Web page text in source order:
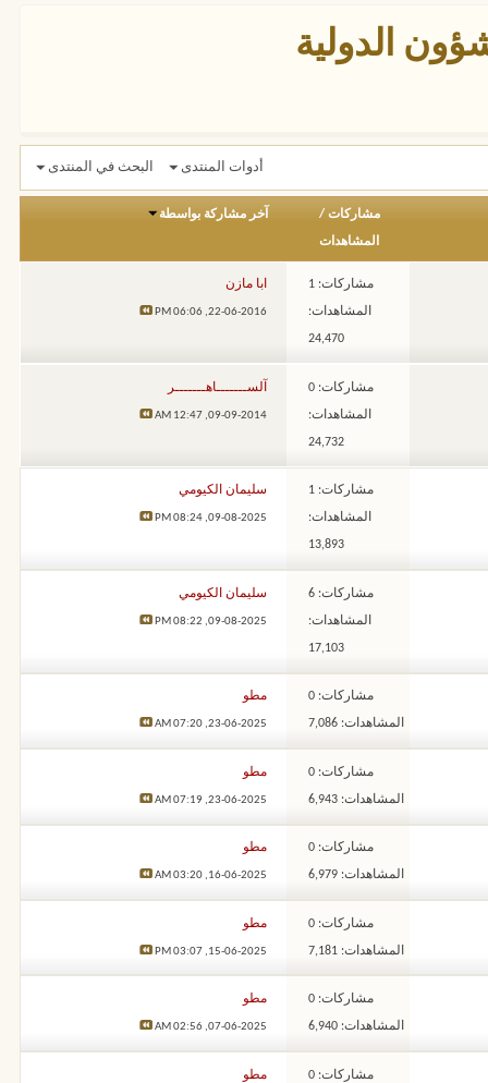
الدولية
أدوات المنتدى البحث في المنتدى
مشاركات /
المشاهدات
آخر مشاركة بواسطة
مشاركات: 1
المشاهدات:
24,470
ابا مازن
22-06-2016,
06:06 PM
مشاركات: 0
المشاهدات:
24,732
آلســـــــاهـــــــر
09-09-2014,
12:47 AM
مشاركات: 1
المشاهدات:
13,893
سليمان الكيومي
09-08-2025,
08:24 PM
مشاركات: 6
المشاهدات:
17,103
سليمان الكيومي
09-08-2025,
08:22 PM
مشاركات: 0
المشاهدات: 7,086
مطو
23-06-2025,
07:20 AM
مشاركات: 0
المشاهدات: 6,943
مطو
23-06-2025,
07:19 AM
مشاركات: 0
المشاهدات: 6,979
مطو
16-06-2025,
03:20 AM
مشاركات: 0
المشاهدات: 7,181
مطو
15-06-2025,
03:07 PM
مشاركات: 0
المشاهدات: 6,940
مطو
07-06-2025,
02:56 AM
مشاركات: 0 مطو